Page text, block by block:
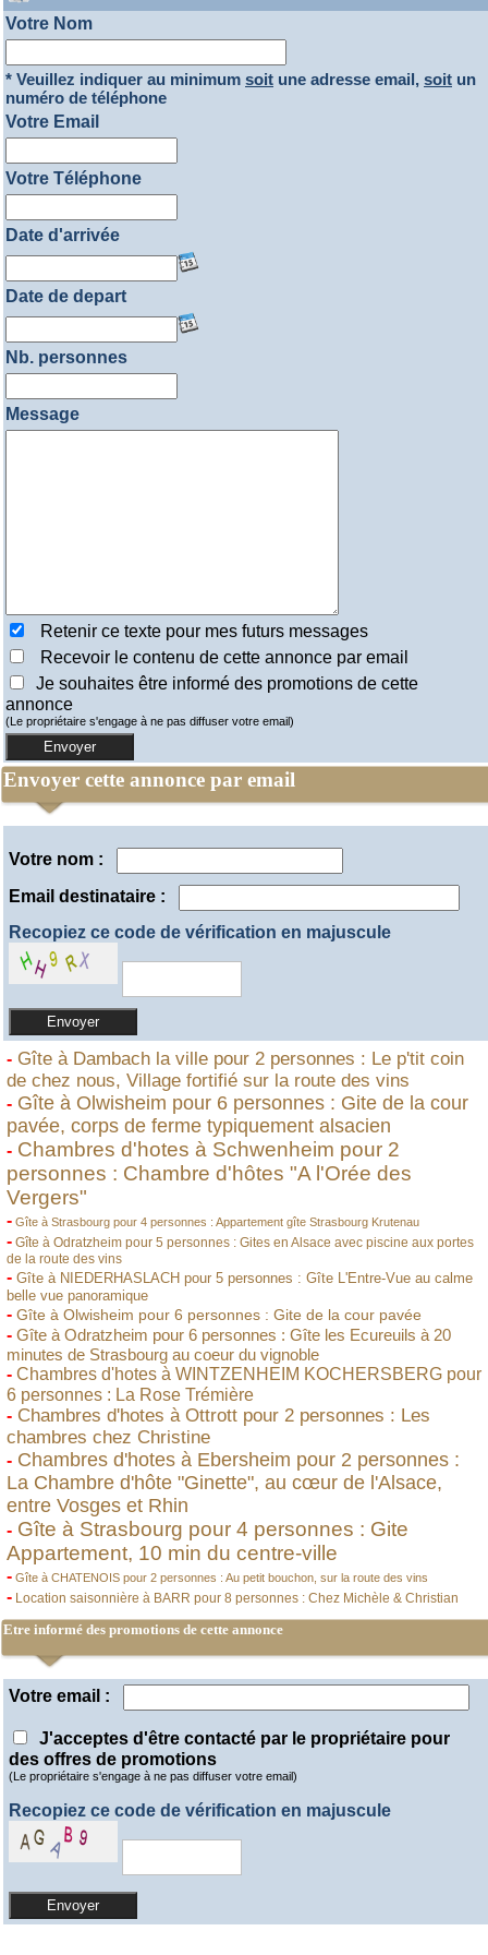
Votre Nom
* Veuillez indiquer au minimum soit une adresse email, soit un
numéro de téléphone
Votre Email
Votre Téléphone
Date d'arrivée
Date de depart
Nb. personnes
Message
Retenir ce texte pour mes futurs messages
Recevoir le contenu de cette annonce par email
Je souhaites être informé des promotions de cette
annonce
(Le propriétaire s'engage à ne pas diffuser votre email)
Envoyer cette annonce par email
Votre nom :
Email destinataire :
Recopiez ce code de vérification en majuscule
- Gîte à Dambach la ville pour 2 personnes : Le p'tit coin
de chez nous, Village fortifié sur la route des vins
- Gîte à Olwisheim pour 6 personnes : Gite de la cour
pavée, corps de ferme typiquement alsacien
- Chambres d'hotes à Schwenheim pour 2
personnes : Chambre d'hôtes "A l'Orée des
Vergers"
- Gîte à Strasbourg pour 4 personnes : Appartement gîte Strasbourg Krutenau
- Gîte à Odratzheim pour 5 personnes : Gites en Alsace avec piscine aux portes
de la route des vins
- Gîte à NIEDERHASLACH pour 5 personnes : Gîte L'Entre-Vue au calme
belle vue panoramique
- Gîte à Olwisheim pour 6 personnes : Gite de la cour pavée
- Gîte à Odratzheim pour 6 personnes : Gîte les Ecureuils à 20
minutes de Strasbourg au coeur du vignoble
- Chambres d'hotes à WINTZENHEIM KOCHERSBERG pour
6 personnes : La Rose Trémière
- Chambres d'hotes à Ottrott pour 2 personnes : Les
chambres chez Christine
- Chambres d'hotes à Ebersheim pour 2 personnes :
La Chambre d'hôte "Ginette", au cœur de l'Alsace,
entre Vosges et Rhin
- Gîte à Strasbourg pour 4 personnes : Gite
Appartement, 10 min du centre-ville
- Gîte à CHATENOIS pour 2 personnes : Au petit bouchon, sur la route des vins
- Location saisonnière à BARR pour 8 personnes : Chez Michèle & Christian
Etre informé des promotions de cette annonce
Votre email :
J'acceptes d'être contacté par le propriétaire pour
des offres de promotions
(Le propriétaire s'engage à ne pas diffuser votre email)
Recopiez ce code de vérification en majuscule